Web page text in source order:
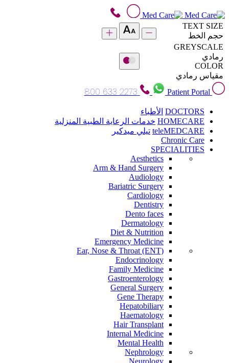
TEXT SIZE
حجم الخط
GREYSCALE
رمادي
COLOR
مقياس رمادي
Patient Portal
800 633 2273
DOCTORS الأطباء
HOMECARE خدمات الرعاية الطبية المنزلية
teleMEDCARE تيلي ميدكير
Chronic Care
SPECIALITIES
Aesthetics
Arm & Hand Surgery
Audiology
Bariatric Surgery
Cardiology
Dentistry
Dento faces
Dermatology
Diet & Nutrition
Emergency Medicine
Ear, Nose & Throat (ENT)
Endocrinology
Family Medicine
Gastroenterology
General Surgery
Gene Therapy
Hepatobiliary
Haematology
Hair Transplant
Internal Medicine
Mental Health
Nephrology
Neurology